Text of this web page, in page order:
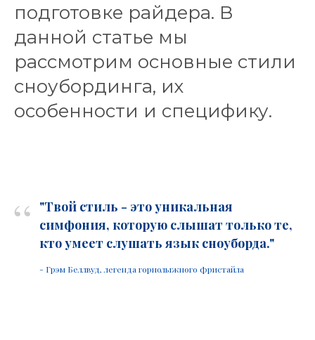
подготовке райдера. В
данной статье мы
рассмотрим основные стили
сноубординга, их
особенности и специфику.
“ "Твой стиль - это уникальная
симфония, которую слышат только те,
кто умеет слушать язык сноуборда."
- Грэм Беллвуд, легенда горнолыжного фристайла